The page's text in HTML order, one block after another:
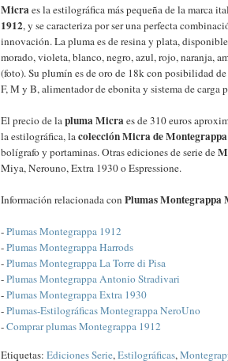
Micraes la estilográfica más pequeña de la marca
1912, y se caracteriza por ser una perfecta
innovación. La pluma es de resina y plata,
morado, violeta, blanco, negro, azul, rojo, naranja,
(foto). Su plumín es de oro de 18k con posibilidad
F, M y B, alimentador de ebonita y sistema de carga
El precio de lapluma Micraes de 310 euros
la estilográfica, lacolección Micra de Montegrappa
bolígrafo y portaminas. Otras ediciones de serie de
Miya, Nerouno, Extra 1930 o Espressione.
Información relacionada con Plumas Montegrappa
-Plumas Montegrappa 1912
-Plumas Montegrappa Harrods
-Plumas Montegrappa La Torre di Pisa
-Plumas Montegrappa Antonio Stradivari
-Plumas Montegrappa Extra 1930
-Plumas-Estilográficas Montegrappa NeroUno
-Comprar plumas Montegrappa 1912
Etiquetas: Ediciones Serie,Estilográficas,